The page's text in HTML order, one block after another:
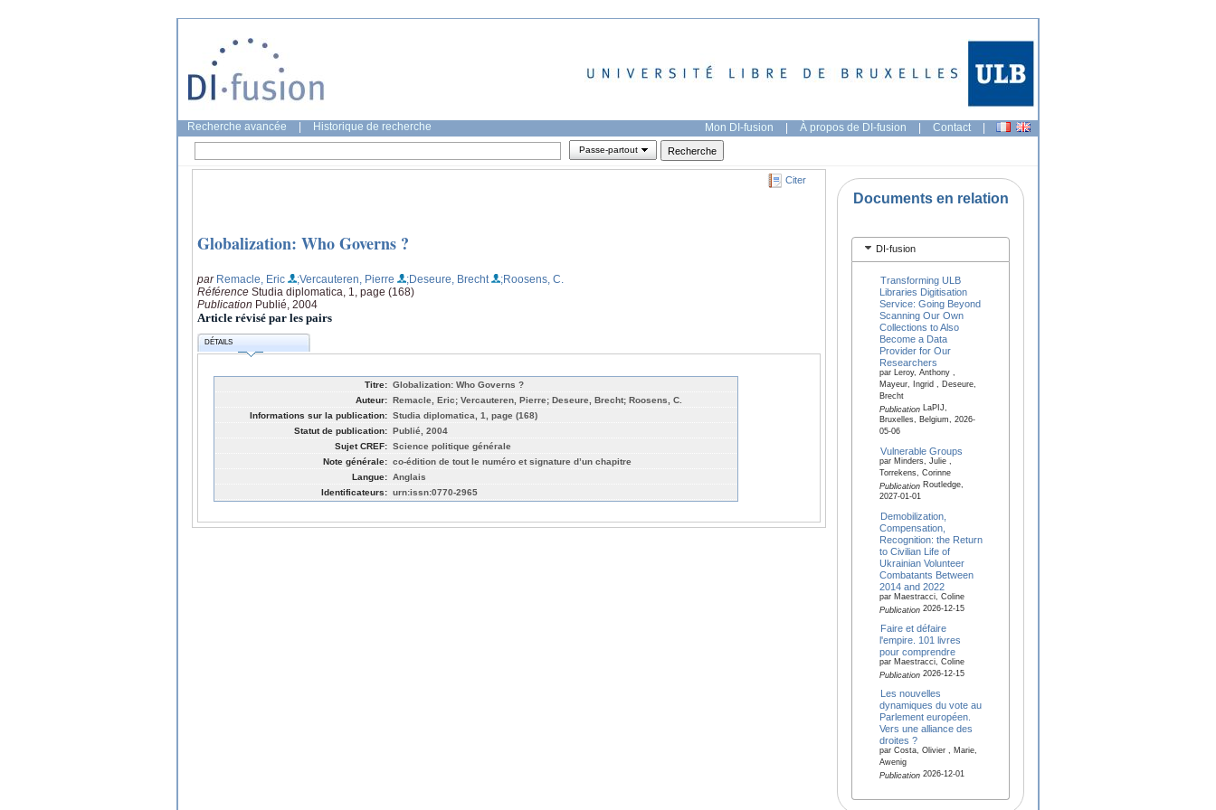
Recherche avancée Historique de recherche Mon DI-fusion | À propos de DI-fusion | Contact |
Passe-partout
Citer
Globalization: Who Governs ?
par Remacle, Eric ;Vercauteren, Pierre ;Deseure, Brecht
;Roosens, C.
Référence Studia diplomatica, 1, page (168)
Publication Publié, 2004
Article révisé par les pairs
DÉTAILS
Titre: Globalization: Who Governs ?
Auteur: Remacle, Eric; Vercauteren, Pierre; Deseure, Brecht; Roosens, C.
Informations sur la publication: Studia diplomatica, 1, page (168)
Statut de publication: Publié, 2004
Sujet CREF: Science politique générale
Note générale: co-édition de tout le numéro et signature d’un chapitre
Langue: Anglais
Identificateurs: urn:issn:0770-2965
Documents en relation
DI-fusion
Transforming ULB
Libraries Digitisation
Service: Going Beyond
Scanning Our Own
Collections to Also
Become a Data
Provider for Our
Researchers
par Leroy, Anthony ,
Mayeur, Ingrid , Deseure,
Brecht
PublicationLaPIJ,
Bruxelles, Belgium, 2026-
05-06
Vulnerable Groups
par Minders, Julie ,
Torrekens, Corinne
PublicationRoutledge,
2027-01-01
Demobilization,
Compensation,
Recognition: the Return
to Civilian Life of
Ukrainian Volunteer
Combatants Between
2014 and 2022
par Maestracci, Coline
Publication2026-12-15
Faire et défaire
l'empire. 101 livres
pour comprendre
par Maestracci, Coline
Publication2026-12-15
Les nouvelles
dynamiques du vote au
Parlement européen.
Vers une alliance des
droites ?
par Costa, Olivier , Marie,
Awenig
Publication2026-12-01